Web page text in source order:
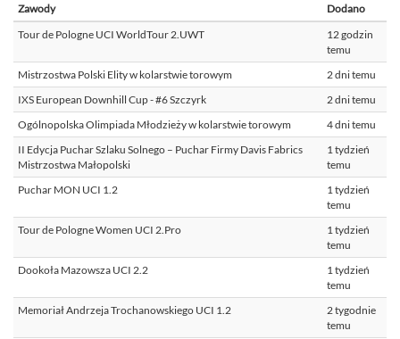
Zawody
Dodano
Tour de Pologne UCI WorldTour 2.UWT
12 godzin
temu
Mistrzostwa Polski Elity w kolarstwie torowym
2 dni temu
IXS European Downhill Cup - #6 Szczyrk
2 dni temu
Ogólnopolska Olimpiada Młodzieży w kolarstwie torowym
4 dni temu
II Edycja Puchar Szlaku Solnego – Puchar Firmy Davis Fabrics
Mistrzostwa Małopolski
1 tydzień
temu
Puchar MON UCI 1.2
1 tydzień
temu
Tour de Pologne Women UCI 2.Pro
1 tydzień
temu
Dookoła Mazowsza UCI 2.2
1 tydzień
temu
Memoriał Andrzeja Trochanowskiego UCI 1.2
2 tygodnie
temu